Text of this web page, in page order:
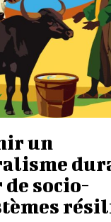
un
de socio-